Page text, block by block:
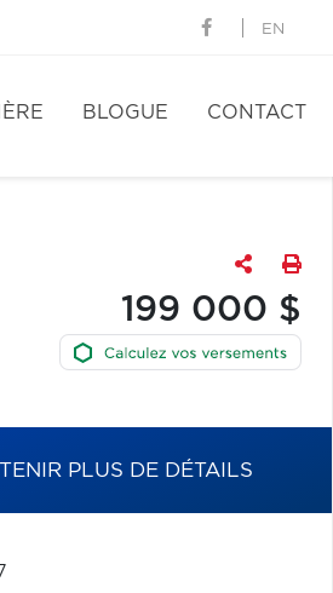
EN
BLOGUE CONTACT
199 000 $
PLUS DE DÉTAILS